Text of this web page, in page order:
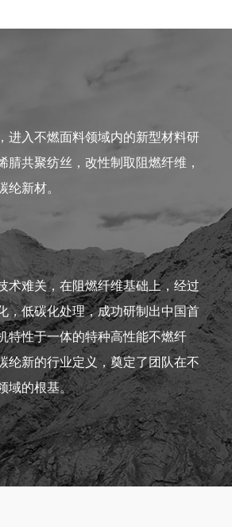
进入不燃面料领域内的新型材料研
腈共聚纺丝，改性制取阻燃纤维，
新材。
术难关，在阻燃纤维基础上，经过
，低碳化处理，成功研制出中国首
特性于一体的特种高性能不燃纤
纶新的行业定义，奠定了团队在不
域的根基。
邀请，晶臻科技正式成立，公司进